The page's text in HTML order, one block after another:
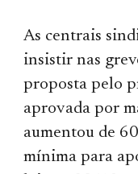
As centrais
insistir nas
proposta pelo
aprovada por
aumentou de
mínima para